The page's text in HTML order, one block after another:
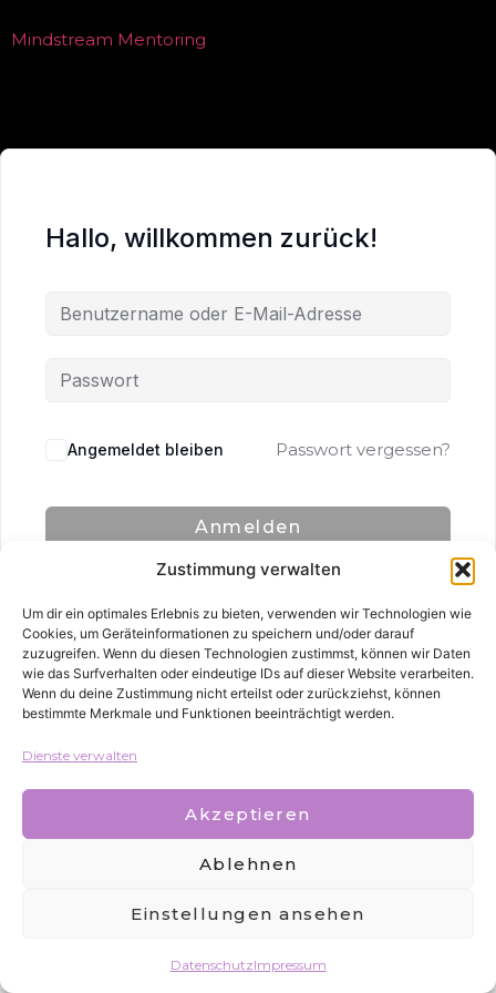
Zustimmung verwalten
Um dir ein optimales Erlebnis zu bieten, verwenden wir Technologien wie
Cookies, um Geräteinformationen zu speichern und/oder darauf
zuzugreifen. Wenn du diesen Technologien zustimmst, können wir Daten
wie das Surfverhalten oder eindeutige IDs auf dieser Website verarbeiten.
Wenn du deine Zustimmung nicht erteilst oder zurückziehst, können
bestimmte Merkmale und Funktionen beeinträchtigt werden.
Dienste verwalten
Akzeptieren
Ablehnen
Einstellungen ansehen
DatenschutzImpressum
Mindstream Mentoring
Hallo, willkommen zurück!
Angemeldet bleiben Passwort vergessen?
Anmelden
Alle Rechte vorbehalten